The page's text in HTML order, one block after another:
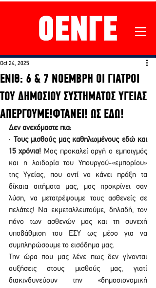
ΕΝΙΘ: 6 & 7 ΝΟΕΜΒΡΗ ΟΙ ΓΙΑΤΡΟΙ
ΤΟΥ ΔΗΜΟΣΙΟΥ ΣΥΣΤΗΜΑΤΟΣ ΥΓΕΙΑΣ
ΑΠΕΡΓΟΥΜΕ!ΦΤΑΝΕΙ! ΩΣ ΕΔΩ!
Oct 24, 2025
Δεν ανεχόμαστε πια:
·
Τους μισθούς μας καθηλωμένους εδώ και
15 χρόνια! Μας προκαλεί οργή ο εμπαιγμός
και η λοιδορία του Υπουργού-«εμπορίου»
της Υγείας, που αντί να κάνει πράξη τα
δίκαια αιτήματα μας, μας προκρίνει σαν
λύση, να μετατρέψουμε τους ασθενείς σε
πελάτες! Να εκμεταλλευτούμε, δηλαδή, τον
πόνο των ασθενών μας και τη συνεχή
υποβάθμιση του ΕΣΥ ως μέσο για να
συμπληρώσουμε το εισόδημα μας.
Την ώρα που μας λένε πως δεν γίνονται
αυξήσεις στους μισθούς μας, γιατί
διακινδυνεύουν την «δημοσιονομική